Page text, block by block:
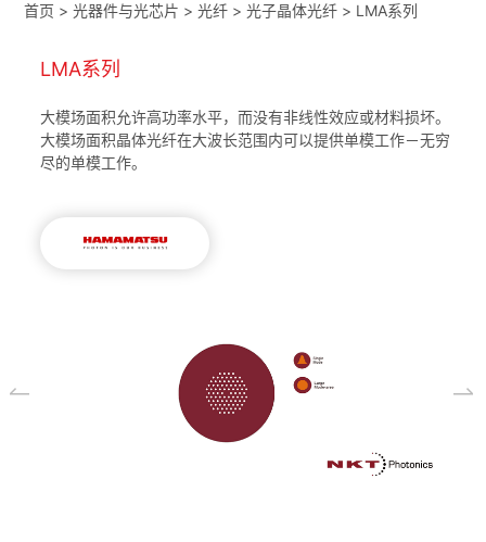
首页 >光器件与光芯片 >光纤 >光子晶体光纤 > LMA系列
LMA系列
大模场面积允许高功率水平，而没有非线性效应或材料损坏。
大模场面积晶体光纤在大波长范围内可以提供单模工作－无穷
尽的单模工作。